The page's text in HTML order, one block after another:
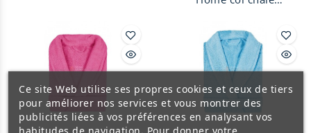
g/m2. Peignoir unisexe
finition col Châle avec
ceinture et deux
poches.
femme, 100% coton
peigné 385 g/m2.
Peignoir unisexe
finition col Châle avec
ceinture et deux
poches.
Ce site Web utilise ses propres cookies et ceux de tiers
pour améliorer nos services et vous montrer des
publicités liées à vos préférences en analysant vos